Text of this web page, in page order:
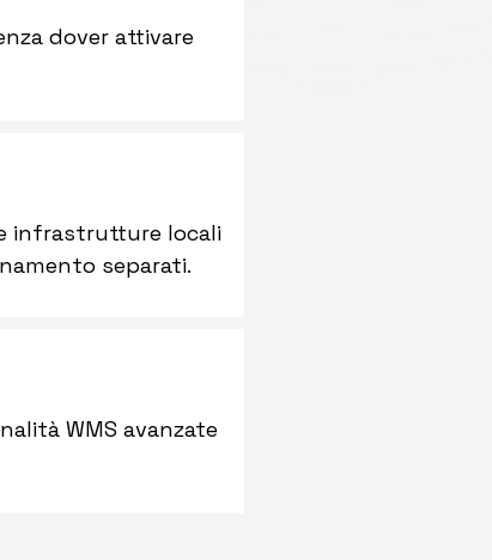
dover attivare
infrastrutture locali
separati.
WMS avanzate